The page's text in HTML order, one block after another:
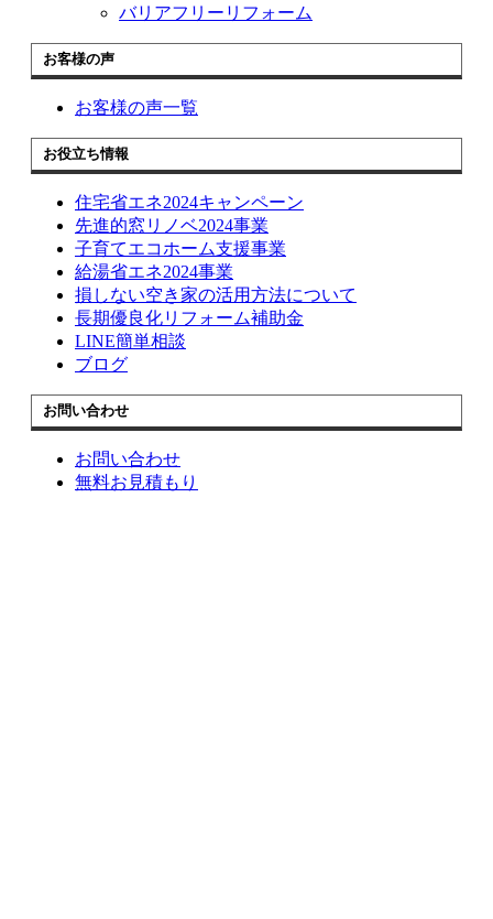
バリアフリーリフォーム
お客様の声
お客様の声一覧
お役立ち情報
住宅省エネ2024キャンペーン
先進的窓リノベ2024事業
子育てエコホーム支援事業
給湯省エネ2024事業
損しない空き家の活用方法について
長期優良化リフォーム補助金
LINE簡単相談
ブログ
お問い合わせ
お問い合わせ
無料お見積もり